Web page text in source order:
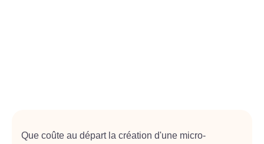
Que coûte au départ la création d'une micro-